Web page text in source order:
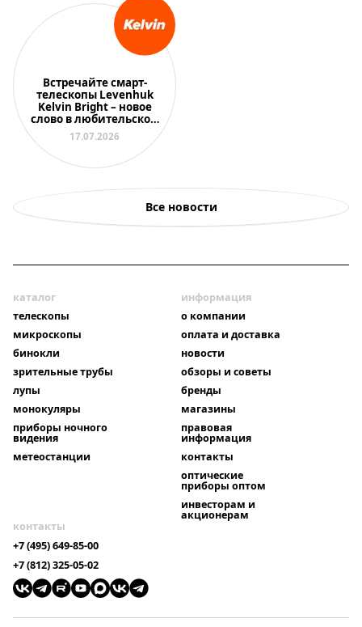
Встречайте смарт-
телескопы Levenhuk
Kelvin Bright – новое
слово в любительской
астрономии
17.07.2026
Все новости
каталог
телескопы
микроскопы
бинокли
зрительные трубы
лупы
монокуляры
приборы ночного
видения
метеостанции
информация
о компании
оплата и доставка
новости
обзоры и советы
бренды
магазины
правовая
информация
контакты
оптические
приборы оптом
инвесторам и
акционерам
контакты
+7 (495) 649-85-00
+7 (812) 325-05-02